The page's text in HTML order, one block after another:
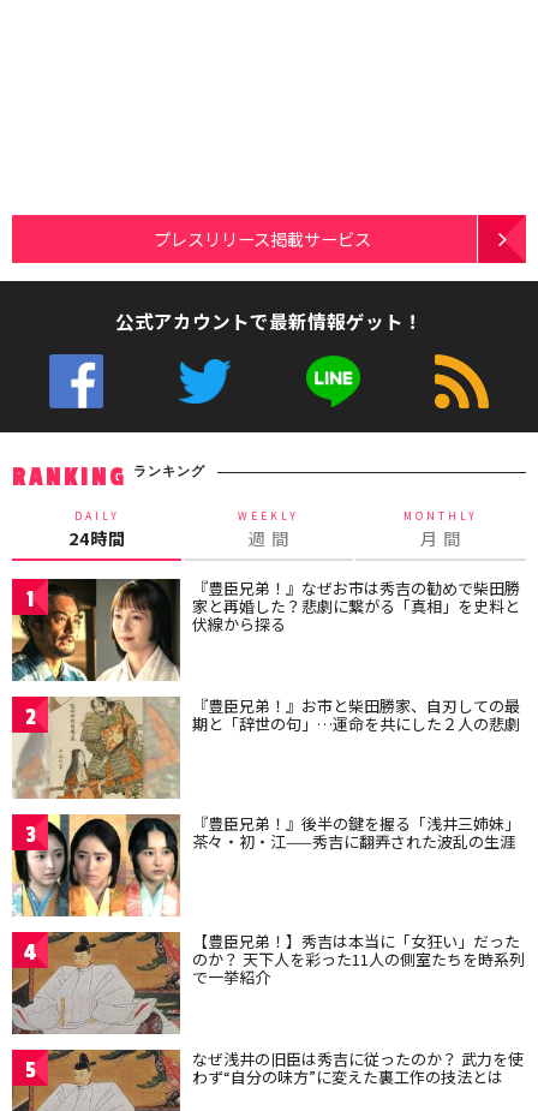
プレスリリース掲載サービス
公式アカウントで最新情報ゲット！
RANKING ランキング
DAILY
24時間
WEEKLY
週 間
MONTHLY
月 間
1 『豊臣兄弟！』なぜお市は秀吉の勧めで柴田勝
家と再婚した？悲劇に繋がる「真相」を史料と
伏線から探る
2 『豊臣兄弟！』お市と柴田勝家、自刃しての最
期と「辞世の句」…運命を共にした２人の悲劇
3 『豊臣兄弟！』後半の鍵を握る「浅井三姉妹」
茶々・初・江——秀吉に翻弄された波乱の生涯
4 【豊臣兄弟！】秀吉は本当に「女狂い」だった
のか？ 天下人を彩った11人の側室たちを時系列
で一挙紹介
5 なぜ浅井の旧臣は秀吉に従ったのか？ 武力を使
わず“自分の味方”に変えた裏工作の技法とは